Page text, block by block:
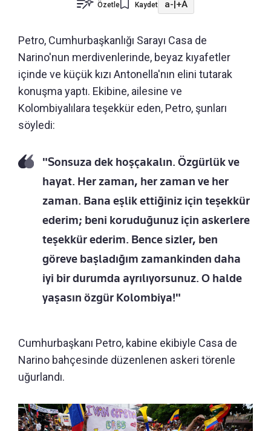
Özetle Kaydet a-|+A
Petro, Cumhurbaşkanlığı Sarayı Casa de
Narino'nun merdivenlerinde, beyaz kıyafetler
içinde ve küçük kızı Antonella'nın elini tutarak
konuşma yaptı. Ekibine, ailesine ve
Kolombiyalılara teşekkür eden, Petro, şunları
söyledi:
"Sonsuza dek hoşçakalın. Özgürlük ve
hayat. Her zaman, her zaman ve her
zaman. Bana eşlik ettiğiniz için teşekkür
ederim; beni koruduğunuz için askerlere
teşekkür ederim. Bence sizler, ben
göreve başladığım zamankinden daha
iyi bir durumda ayrılıyorsunuz. O halde
yaşasın özgür Kolombiya!"
Cumhurbaşkanı Petro, kabine ekibiyle Casa de
Narino bahçesinde düzenlenen askeri törenle
uğurlandı.